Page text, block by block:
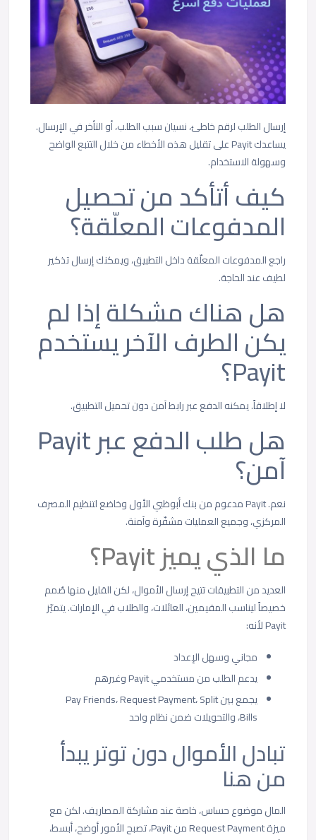
إرسال الطلب لرقم خاطئ، نسيان سبب الطلب، أو التأخر في الإرسال.
يساعدك Payit على تقليل هذه الأخطاء من خلال التتبع الواضح
وسهولة الاستخدام.
كيف أتأكد من تحصيل
المدفوعات المعلّقة؟
راجع المدفوعات المعلّقة داخل التطبيق، ويمكنك إرسال تذكير
لطيف عند الحاجة.
هل هناك مشكلة إذا لم
يكن الطرف الآخر يستخدم
Payit؟
لا إطلاقاً. يمكنه الدفع عبر رابط آمن دون تحميل التطبيق.
هل طلب الدفع عبر Payit
آمن؟
نعم. Payit مدعوم من بنك أبوظبي الأول وخاضع لتنظيم المصرف
المركزي، وجميع العمليات مشفّرة وآمنة.
ما الذي يميز Payit؟
العديد من التطبيقات تتيح إرسال الأموال، لكن القليل منها صُمم
خصيصاً ليناسب المقيمين، العائلات، والطلاب في الإمارات. يتميّز
Payit لأنه:
مجاني وسهل الإعداد
يدعم الطلب من مستخدمي Payit وغيرهم
يجمع بين Pay Friends، Request Payment، Split
Bills، والتحويلات ضمن نظام واحد
تبادل الأموال دون توتر يبدأ
من هنا
المال موضوع حساس، خاصة عند مشاركة المصاريف. لكن مع
ميزة Request Payment من Payit، تصبح الأمور أوضح، أبسط،